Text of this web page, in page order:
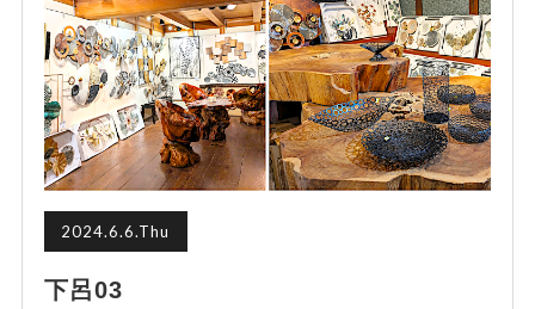
2024.6.6.Thu
下呂03